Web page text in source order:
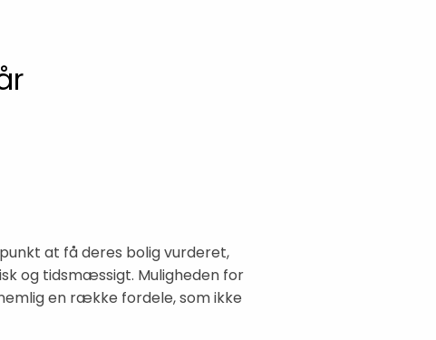
at få deres bolig vurderet,
og tidsmæssigt. Muligheden for
en række fordele, som ikke